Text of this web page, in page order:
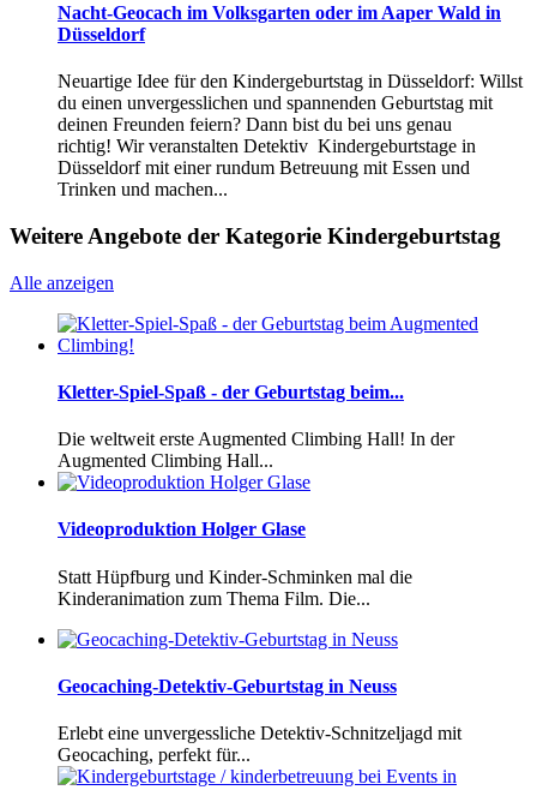
Nacht-Geocach im Volksgarten oder im Aaper Wald in
Düsseldorf
Neuartige Idee für den Kindergeburtstag in Düsseldorf: Willst
du einen unvergesslichen und spannenden Geburtstag mit
deinen Freunden feiern? Dann bist du bei uns genau
richtig! Wir veranstalten Detektiv Kindergeburtstage in
Düsseldorf mit einer rundum Betreuung mit Essen und
Trinken und machen...
Weitere Angebote der Kategorie Kindergeburtstag
Alle anzeigen
Kletter-Spiel-Spaß - der Geburtstag beim...
Die weltweit erste Augmented Climbing Hall! In der
Augmented Climbing Hall...
Videoproduktion Holger Glase
Statt Hüpfburg und Kinder-Schminken mal die
Kinderanimation zum Thema Film. Die...
Geocaching-Detektiv-Geburtstag in Neuss
Erlebt eine unvergessliche Detektiv-Schnitzeljagd mit
Geocaching, perfekt für...